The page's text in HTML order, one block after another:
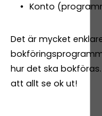
Konto
Det är mycket
hur det ska
att allt se ok ut!